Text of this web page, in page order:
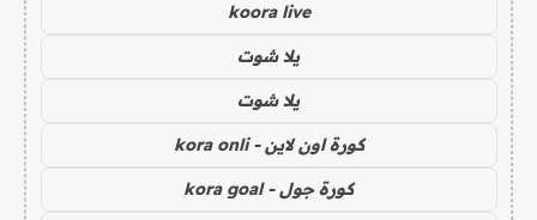
koora live
يلا شوت
يلا شوت
كورة اون لاين - kora onli
كورة جول - kora goal